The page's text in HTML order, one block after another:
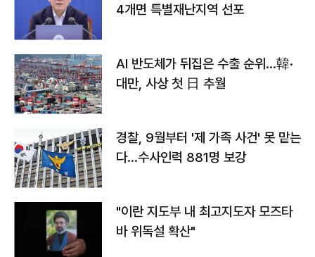
4개면 특별재난지역 선포
AI 반도체가 뒤집은 수출 순위…韓·
대만, 사상 첫 日 추월
경찰, 9월부터 '제 가족 사건' 못 맡는
다…수사인력 881명 보강
"이란 지도부 내 최고지도자 모즈타
바 위독설 확산"